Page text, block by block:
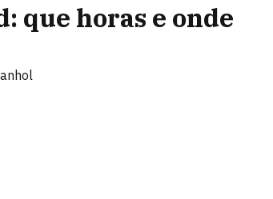
que horas e onde